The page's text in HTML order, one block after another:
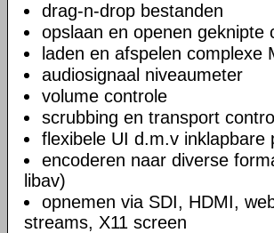
drag-n-drop bestanden
opslaan en openen geknipte
laden en afspelen complexe
audiosignaal niveaumeter
volume controle
scrubbing en transport
flexibele UI d.m.v inklapbare
encoderen naar diverse
libav)
opnemen via SDI, HDMI,
streams, X11 screen